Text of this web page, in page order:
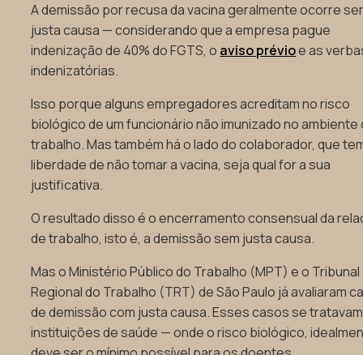
A demissão por recusa da vacina geralmente ocorre
justa causa — considerando que a empresa pague
indenização de 40% do FGTS, o aviso prévioe as
indenizatórias.
Isso porque alguns empregadores acreditam no risco
biológico de um funcionário não imunizado no ambiente
trabalho. Mas também há o lado do colaborador, que
liberdade de não tomar a vacina, seja qual for a sua
justificativa.
O resultado disso é o encerramento consensual da
de trabalho, isto é, a demissão sem justa causa.
Mas o Ministério Público do Trabalho (MPT) e o Tribunal
Regional do Trabalho (TRT) de São Paulo já avaliaram
de demissão com justa causa. Esses casos se
instituições de saúde — onde o risco biológico,